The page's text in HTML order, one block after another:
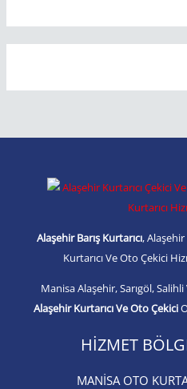
Alaşehir Barış Kurtarıcı,
Kurtarıcı Ve Oto Çekici
Manisa Alaşehir, Sarıgöl,
Alaşehir Kurtarıcı Ve Oto Çekici
HIZMET
MANİSA OTO